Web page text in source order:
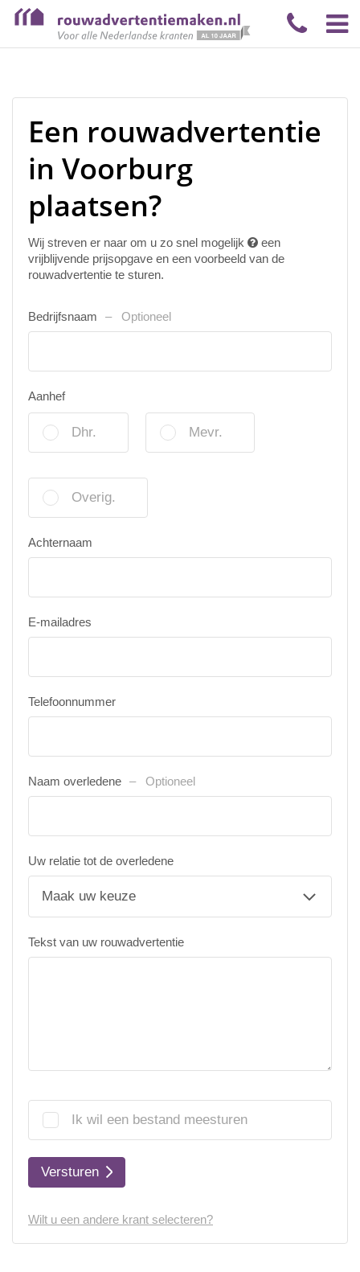
Een rouwadvertentie
in Voorburg
plaatsen?
Wij streven er naar om u zo snel mogelijk
een
vrijblijvende prijsopgave en een voorbeeld van de
rouwadvertentie te sturen.
Bedrijfsnaam Optioneel
Aanhef
Dhr. Mevr.
Overig.
Achternaam
E-mailadres
Telefoonnummer
Naam overledene Optioneel
Uw relatie tot de overledene
Tekst van uw rouwadvertentie
Ik wil een bestand meesturen
Versturen
Wilt u een andere krant selecteren?